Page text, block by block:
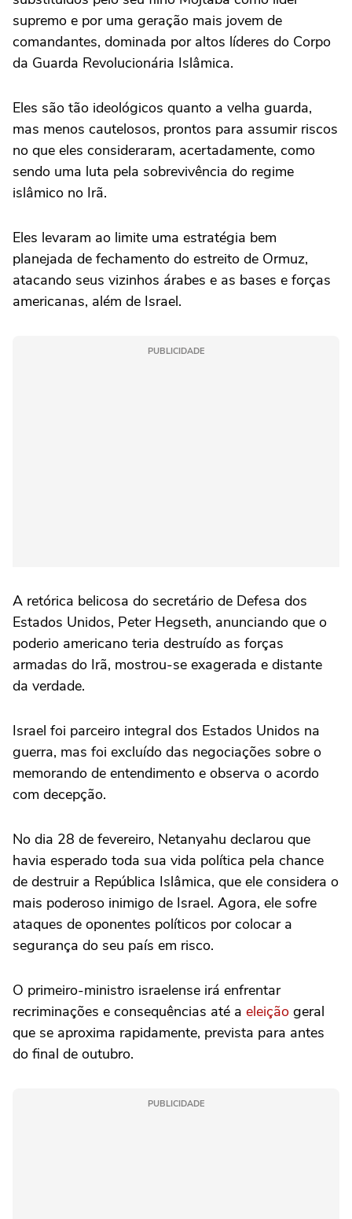
supremo e por uma geração mais jovem de
comandantes, dominada por altos líderes do Corpo
da Guarda Revolucionária Islâmica.
Eles são tão ideológicos quanto a velha guarda,
mas menos cautelosos, prontos para assumir riscos
no que eles consideraram, acertadamente, como
sendo uma luta pela sobrevivência do regime
islâmico no Irã.
Eles levaram ao limite uma estratégia bem
planejada de fechamento do estreito de Ormuz,
atacando seus vizinhos árabes e as bases e forças
americanas, além de Israel.
PUBLICIDADE
A retórica belicosa do secretário de Defesa dos
Estados Unidos, Peter Hegseth, anunciando que o
poderio americano teria destruído as forças
armadas do Irã, mostrou-se exagerada e distante
da verdade.
Israel foi parceiro integral dos Estados Unidos na
guerra, mas foi excluído das negociações sobre o
memorando de entendimento e observa o acordo
com decepção.
No dia 28 de fevereiro, Netanyahu declarou que
havia esperado toda sua vida política pela chance
de destruir a República Islâmica, que ele considera o
mais poderoso inimigo de Israel. Agora, ele sofre
ataques de oponentes políticos por colocar a
segurança do seu país em risco.
O primeiro-ministro israelense irá enfrentar
recriminações e consequências até a eleição geral
que se aproxima rapidamente, prevista para antes
do final de outubro.
PUBLICIDADE